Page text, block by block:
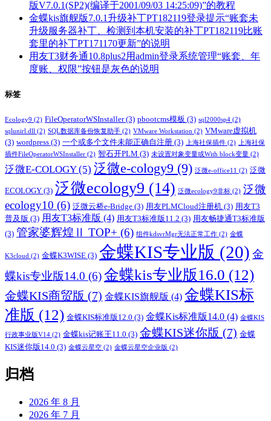
版V7.0.1(SP2)(编译于2001/09/03 14:25:09)”的教程
金蝶kis旗舰版7.0.1升级补丁PT182119登录提示“账套未
升级服务器补丁、检测到本机安装的补丁PT182119比账
套里的补丁PT171170更新”的说明
用友T3财务通10.8plus2用admin登录系统管理“账套、年
度账、权限”按钮是灰色的说明
标签
Ecology9 (2) FileOperatorWSInstaller(3) pbootcms模板 (3) sql2000sp4 (2)
sqlunirl.dll (2) SQL数据库备份恢复助手 (2) VMware Workstation (2) VMware虚拟机
(3) wordpress (3) 一个或多个文件未能正确自注册 (3) 上海社保插件 (2)
上海社保
插件FileOperatorWSInstaller (2) 智石开PLM (3) 未设置对象变量或With block变量 (2)
泛微E-COLOGY(5) 泛微e-cology9 (9) 泛微e-office11 (2) 泛微
ECOLOGY (3) 泛微ecology9 (14) 泛微ecology9非标 (2) 泛微
ecology10 (6) 泛微云桥e-Bridge (3) 用友PLMCloud注册机 (3) 用友T3
普及版 (3) 用友T3标准版 (4) 用友T3标准版11.2 (3) 用友畅捷通T3标准版
(3) 管家婆辉煌Ⅱ TOP+ (6) 组件kdsvrMgr无法正常工作 (2) 金蝶
K3cloud (2) 金蝶K3WISE (3) 金蝶KIS专业版 (20) 金
蝶kis专业版14.0 (6)金蝶kis专业版16.0 (12)
金蝶KIS商贸版 (7) 金蝶KIS旗舰版 (4) 金蝶KIS标
准版 (12) 金蝶KIS标准版12.0 (3) 金蝶Kis标准版14.0 (4) 金蝶KIS
行政事业版V14 (2) 金蝶kis记账王11.0 (3) 金蝶KIS迷你版 (7) 金蝶
KIS迷你版14.0 (3) 金蝶云星空 (2) 金蝶云星空企业版 (2)
归档
2026 年 8 月
2026 年 7 月